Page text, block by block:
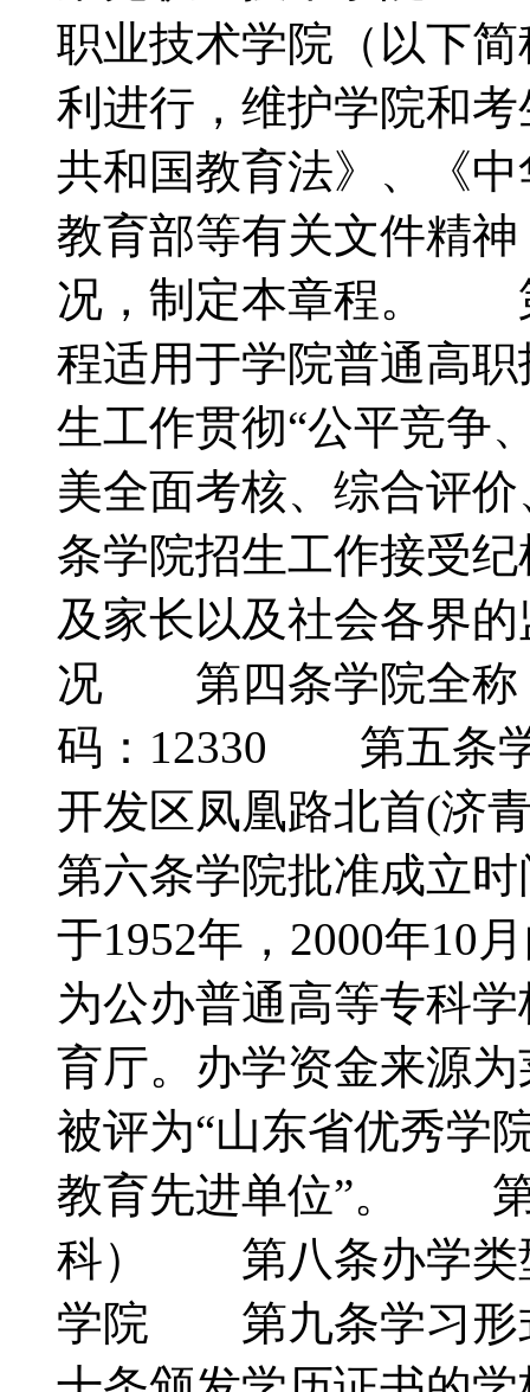
职业技术学院（以下
利进行，维护学院和
共和国教育法》、《
教育部等有关文件精
况，制定本章程。
程适用于学院普通高
生工作贯彻“公平竞争
美全面考核、综合评
条学院招生工作接受
及家长以及社会各
况 第四条学院全称
码：12330 第五条学
开发区凤凰路北首(
第六条学院批准成立
于1952年，2000年10
为公办普通高等专科
育厅。办学资金来源
被评为“山东省优秀学
教育先进单位”。 第
科） 第八条办学类
学院 第九条学习形